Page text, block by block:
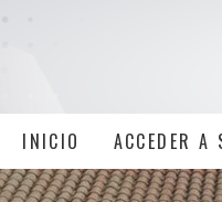
INICIO ACCEDER A